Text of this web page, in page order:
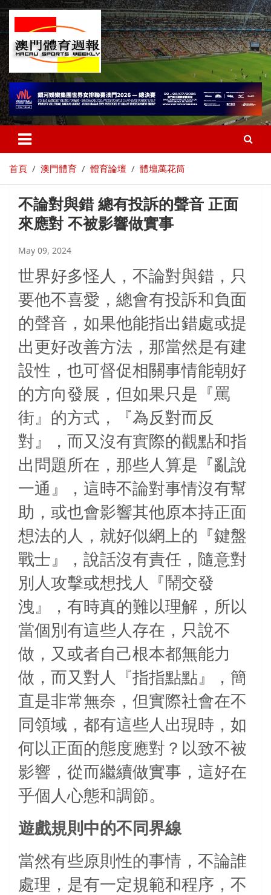
首頁 澳門體育 體育論壇 體壇萬花筒
不論對與錯 總有投訴的聲音 正面
來應對 不被影響做實事
May 09, 2024
世界好多怪人，不論對與錯，只
要他不喜愛，總會有投訴和負面
的聲音，如果他能指出錯處或提
出更好改善方法，那當然是有建
設性，也可督促相關事情能朝好
的方向發展，但如果只是『罵
街』的方式，『為反對而反
對』，而又沒有實際的觀點和指
出問題所在，那些人算是『亂說
一通』，這時不論對事情沒有幫
助，或也會影響其他原本持正面
想法的人，就好似網上的『鍵盤
戰士』，說話沒有責任，隨意對
別人攻擊或想找人『鬧交發
洩』，有時真的難以理解，所以
當個別有這些人存在，只說不
做，又或者自己根本都無能力
做，而又對人『指指點點』，簡
直是非常無奈，但實際社會在不
同領域，都有這些人出現時，如
何以正面的態度應對？以致不被
影響，從而繼續做實事，這好在
乎個人心態和調節。
遊戲規則中的不同界線
當然有些原則性的事情，不論誰
處理，是有一定規範和程序，不